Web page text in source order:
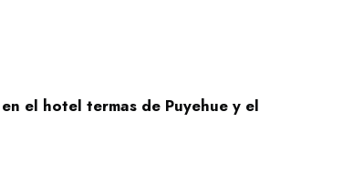
el hotel termas de Puyehue y el